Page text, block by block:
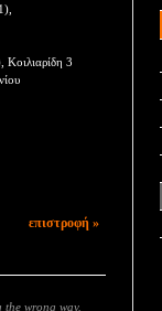
3
επιστροφή »
wrong way.